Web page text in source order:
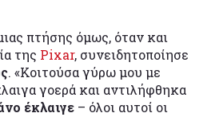
πτήσης όμως, όταν και
της Pixar, συνειδητοποίησε
. «Κοιτούσα γύρω μου με
γοερά και αντιλήφθηκα
έκλαιγε – όλοι αυτοί οι